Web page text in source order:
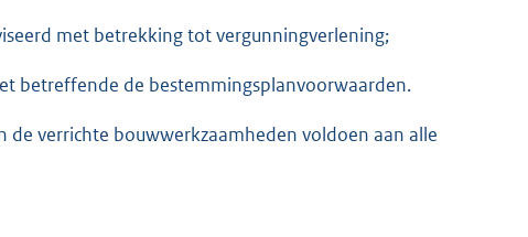
met betrekking tot vergunningverlening;
betreffende de bestemmingsplanvoorwaarden.
de verrichte bouwwerkzaamheden voldoen aan alle